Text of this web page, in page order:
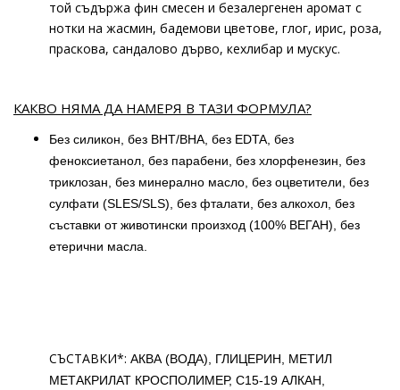
той съдържа фин смесен и безалергенен аромат с
нотки на жасмин, бадемови цветове, глог, ирис, роза,
праскова, сандалово дърво, кехлибар и мускус.
КАКВО НЯМА ДА НАМЕРЯ В ТАЗИ ФОРМУЛА?
Без силикон, без BHT/BHA, без EDTA, без
феноксиетанол, без парабени, без хлорфенезин, без
триклозан, без минерално масло, без оцветители, без
сулфати (SLES/SLS), без фталати, без алкохол, без
съставки от животински произход (100% ВЕГАН), без
етерични масла.
СЪСТАВКИ*: АКВА (ВОДА), ГЛИЦЕРИН, МЕТИЛ
МЕТАКРИЛАТ КРОСПОЛИМЕР, C15-19 АЛКАН,